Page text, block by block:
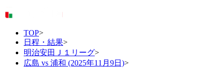
TOP>
日程・結果>
明治安田Ｊ１リーグ>
広島 vs 浦和 (2025年11月9日)>